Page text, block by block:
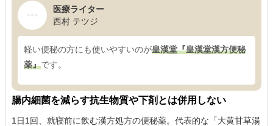
医療ライター
西村 テツジ
軽い便秘の方にも使いやすいのが皇漢堂『皇漢堂漢方便秘
薬』です。
腸内細菌を減らす抗生物質や下剤とは併用しない
1日1回、就寝前に飲む漢方処方の便秘薬。代表的な「大黄甘草湯